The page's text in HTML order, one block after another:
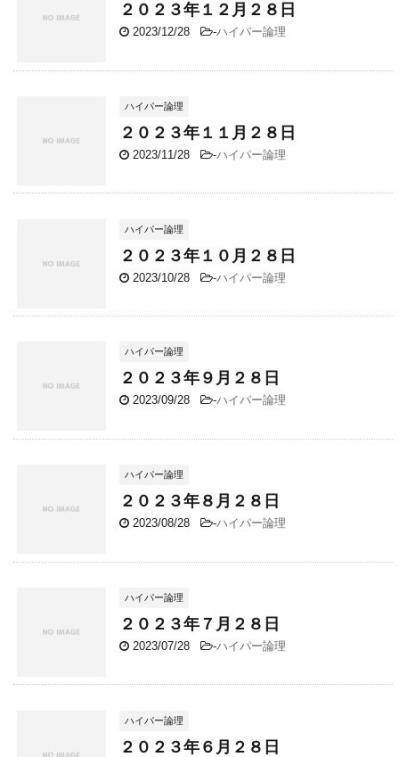
２０２３年１２月２８日
2023/12/28 -ハイパー論理
ハイパー論理
２０２３年１１月２８日
2023/11/28 -ハイパー論理
ハイパー論理
２０２３年１０月２８日
2023/10/28 -ハイパー論理
ハイパー論理
２０２３年９月２８日
2023/09/28 -ハイパー論理
ハイパー論理
２０２３年８月２８日
2023/08/28 -ハイパー論理
ハイパー論理
２０２３年７月２８日
2023/07/28 -ハイパー論理
ハイパー論理
２０２３年６月２８日